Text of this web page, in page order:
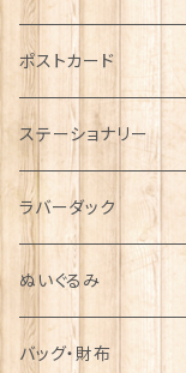
音楽＆楽器
運動＆人物
シンボル
ARMY
ポストカード
ステーショナリー
ラバーダック
ぬいぐるみ
バッグ・財布